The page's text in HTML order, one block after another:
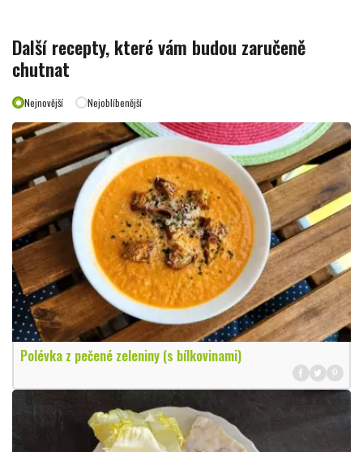
Další recepty, které vám budou zaručeně
chutnat
Nejnovější Nejoblíbenější
Polévka z pečené zeleniny (s bílkovinami)